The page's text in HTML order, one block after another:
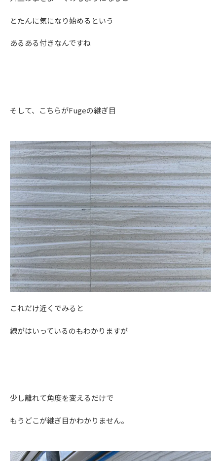
とたんに気になり始めるという
あるある付きなんですね
そして、こちらがFugeの継ぎ目
これだけ近くでみると
線がはいっているのもわかりますが
少し離れて角度を変えるだけで
もうどこが継ぎ目かわかりません。